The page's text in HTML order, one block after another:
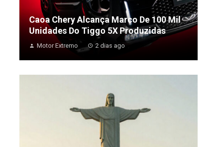
Caoa Chery Alcança Marco De 100 Mil
Unidades Do Tiggo 5X Produzidas
Motor Extremo 2 dias ago